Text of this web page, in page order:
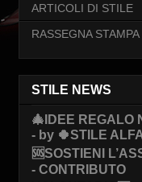
ARTICOLI DI STILE
RASSEGNA STAMPA
STILE NEWS
🎄IDEE REGALO
- by 🍀STILE
🆘SOSTIENI
- CONTRIBUTO